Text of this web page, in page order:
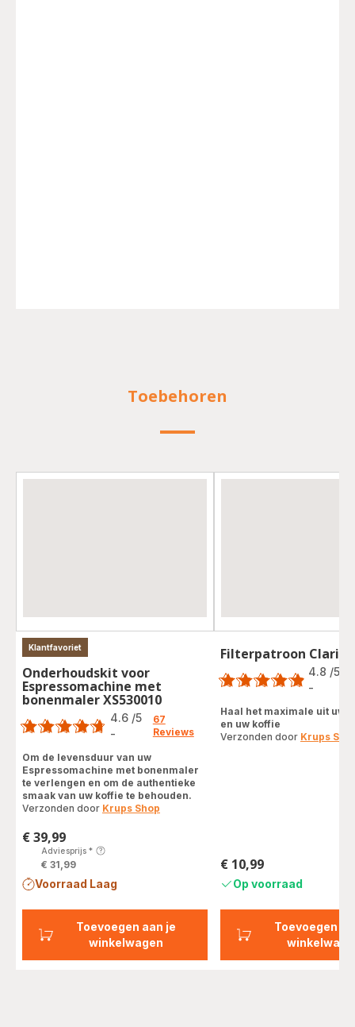
Toebehoren
Toevoegen aan je
winkelwagen
Klantfavoriet
Onderhoudskit voor
Espressomachine met
bonenmaler XS530010
Score
4.6 /5
-
67
Reviews
Om de levensduur van uw
Espressomachine met bonenmaler
te verlengen en om de authentieke
smaak van uw koffie te behouden.
Verzonden door Krups Shop
Prijs
€ 39,99
Adviesprijs*
€ 31,99
Voorraad Laag
Toevoegen
Filterpatroon Claris
Score
4.8 /5
-
Haal het maximale uit uw
en uw koffie
Verzonden door Krups
Prijs
€ 10,99
Op voorraad